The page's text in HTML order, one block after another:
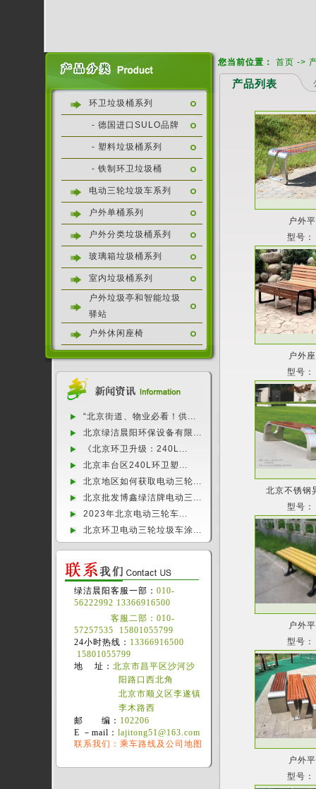
环卫垃圾桶系列
- 德国进口SULO品牌
- 塑料垃圾桶系列
- 铁制环卫垃圾桶
电动三轮垃圾车系列
户外单桶系列
户外分类垃圾桶系列
玻璃箱垃圾桶系列
室内垃圾桶系列
户外垃圾亭和智能垃圾
驿站
户外休闲座椅
“北京街道、物业必看！供...
北京绿洁晨阳环保设备有限...
《北京环卫升级：240L...
北京丰台区240L环卫塑...
北京地区如何获取电动三轮...
北京批发博鑫绿洁牌电动三...
2023年北京电动三轮车...
北京环卫电动三轮垃圾车涂...
绿洁晨阳客服一部： 010-
56222992 13366916500
客服二部：010-
57257535 15801055799
24小时热线： 13366916500
15801055799
地 址： 北京市昌平区沙河沙
阳路口西北角
北京市顺义区李遂镇
李木路西
邮 编： 102206
E －mail： lajitong51@163.com
联系我们：乘车路线及公司地图
您当前位置： 首页 ->
产品列表
户外
型号：
户外
型号：
北京不锈钢
型号：
户外
型号：
户外
型号：